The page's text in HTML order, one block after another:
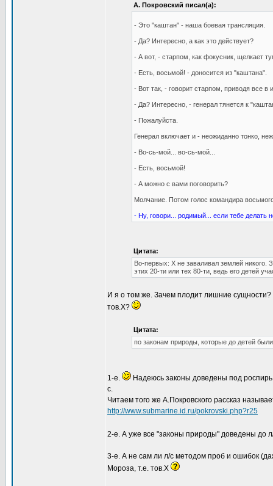
А. Покровский писал(а):
- Это "каштан" - наша боевая трансляция.
- Да? Интересно, а как это действует?
- А вот, - старпом, как фокусник, щелкает
- Есть, восьмой! - доносится из "каштана".
- Вот так, - говорит старпом, приводя все
- Да? Интересно, - генерал тянется к
- Пожалуйста.
Генерал включает и - неожиданно тонко,
- Во-сь-мой... во-сь-мой...
- Есть, восьмой!
- А можно с вами поговорить?
Молчание. Потом голос командира
- Ну, говори... родимый... если тебе делать
Цитата:
Во-первых: Х не заваливал землей никого.
этих 20-ти или тех 80-ти, ведь его детей
И я о том же. Зачем плодит лишние сущности?
тов.Х?
Цитата:
по законам природы, которые до детей
1-е.
Надеюсь законы доведены под
с.
Читаем того же А.Покровского рассказ
http://www.submarine.id.ru/pokrovski.php?r25
2-е. А уже все "законы природы" доведены до
3-е. А не сам ли л/с методом проб и ошибок
Мороза, т.е. тов.Х